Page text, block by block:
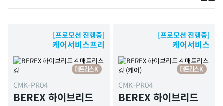
[프로모션 진행중]
케어서비스프리
CMK-PR04
BEREX 하이브리드
[프로모션 진행중]
케어서비스
CMK-PR04
BEREX 하이브리드